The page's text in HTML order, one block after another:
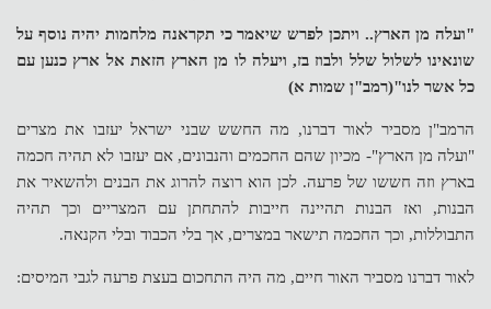
"ועלה מן הארץ.. ויתכן לפרש שיאמר כי תקראנה מלחמות יהיה נוסף על
שונאינו לשלול שלל ולבוז בז, ויעלה לו מן הארץ הזאת אל ארץ כנען עם
כל אשר לנו"(רמב"ן שמות א)
הרמב"ן מסביר לאור דברנו, מה החשש שבני ישראל יעזבו את מצרים
"ועלה מן הארץ"- מכיון שהם החכמים והנבונים, אם יעזבו לא תהיה חכמה
בארץ וזה חששו של פרעה. לכן הוא רוצה להרוג את הבנים ולהשאיר את
הבנות, ואז הבנות תהיינה חייבות להתחתן עם המצריים וכך תהיה
התבוללות, וכך החכמה תישאר במצרים, אך בלי הכבוד ובלי הקנאה.
לאור דברנו מסביר האור חיים, מה היה התחכום בעצת פרעה לגבי המיסים: